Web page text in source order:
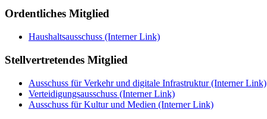
Ordentliches Mitglied
Haushaltsausschuss (Interner Link)
Stellvertretendes Mitglied
Ausschuss für Verkehr und digitale Infrastruktur(Interner Link)
Verteidigungsausschuss (Interner Link)
Ausschuss für Kultur und Medien (Interner Link)